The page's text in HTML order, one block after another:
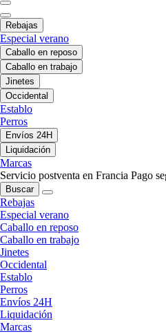
Rebajas
Especial verano
Caballo en reposo
Caballo en trabajo
Jinetes
Occidental
Establo
Perros
Envíos 24H
Liquidación
Marcas
Servicio postventa en Francia Pago
Buscar
Rebajas
Especial verano
Caballo en reposo
Caballo en trabajo
Jinetes
Occidental
Establo
Perros
Envíos 24H
Liquidación
Marcas